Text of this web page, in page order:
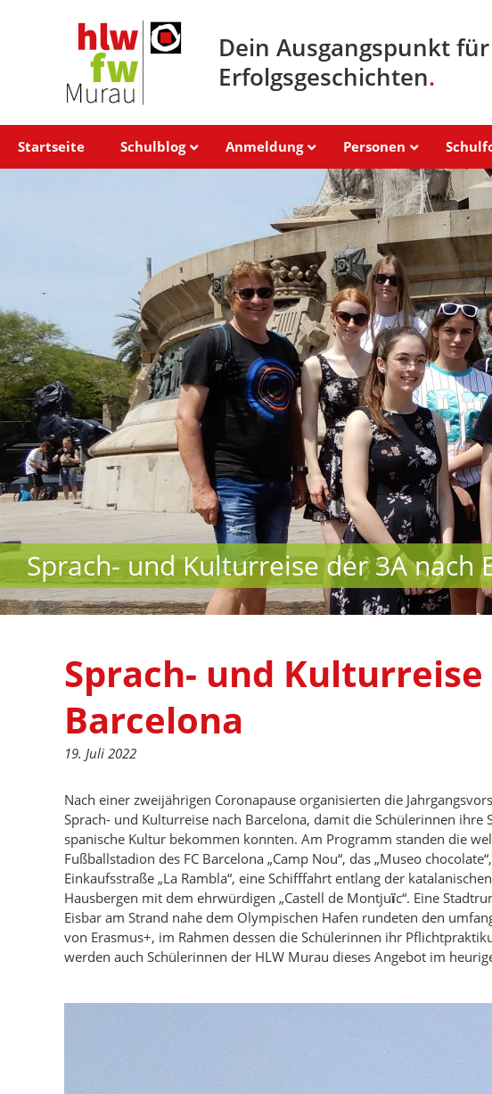
Dein Ausgangspunkt für
Erfolgsgeschichten.
Startseite Schulblog Anmeldung Personen
Sprach- und Kulturreise der 3A nach
Sprach- und Kulturreise
Barcelona
19. Juli 2022
Nach einer zweijährigen Coronapause organisierten die
Sprach- und Kulturreise nach Barcelona, damit die Schülerinnen
spanische Kultur bekommen konnten. Am Programm standen die
Fußballstadion des FC Barcelona „Camp Nou“, das „Museo
Einkaufsstraße „La Rambla“, eine Schifffahrt entlang der
Hausbergen mit dem ehrwürdigen „Castell de Montjuïc“. Eine
Eisbar am Strand nahe dem Olympischen Hafen rundeten den
von Erasmus+, im Rahmen dessen die Schülerinnen ihr
werden auch Schülerinnen der HLW Murau dieses Angebot im